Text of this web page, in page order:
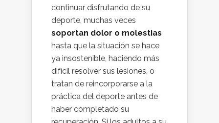
continuar disfrutando de su
deporte, muchas veces
soportan dolor o molestias
hasta que la situación se hace
ya insostenible, haciendo más
difícil resolver sus lesiones, o
tratan de reincorporarse a la
práctica del deporte antes de
haber completado su